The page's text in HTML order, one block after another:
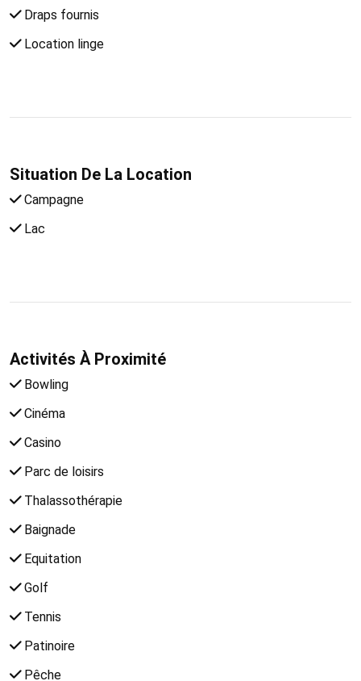
Draps fournis
Location linge
Situation De La Location
Campagne
Lac
Activités À Proximité
Bowling
Cinéma
Casino
Parc de loisirs
Thalassothérapie
Baignade
Equitation
Golf
Tennis
Patinoire
Pêche